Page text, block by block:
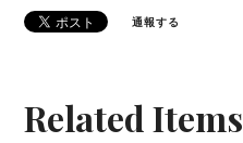
通報する
Related Items